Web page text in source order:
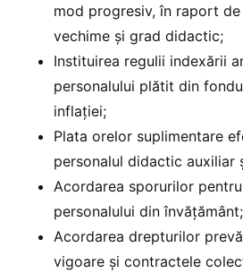
mod progresiv, în raport
vechime și grad didactic;
Instituirea regulii indexării
personalului plătit din
inflației;
Plata orelor suplimentare
personalul didactic auxiliar
Acordarea sporurilor
personalului din învățământ;
Acordarea drepturilor
vigoare și contractele